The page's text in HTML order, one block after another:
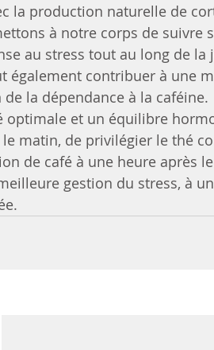
la production naturelle de
à notre corps de suivre
au stress tout au long de
également contribuer à une
la dépendance à la caféine.
optimale et un équilibre
matin, de privilégier le thé
de café à une heure après
gestion du stress, à